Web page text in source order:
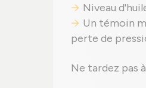
Niveau
Un témoin
perte de
Ne tardez pas